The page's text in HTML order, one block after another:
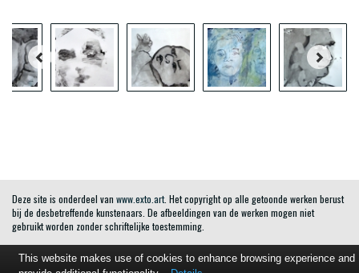
Deze site is onderdeel van www.exto.art. Het copyright op alle getoonde werken berust
bij de desbetreffende kunstenaars. De afbeeldingen van de werken mogen niet
gebruikt worden zonder schriftelijke toestemming.
This website makes use of cookies to enhance browsing experience and